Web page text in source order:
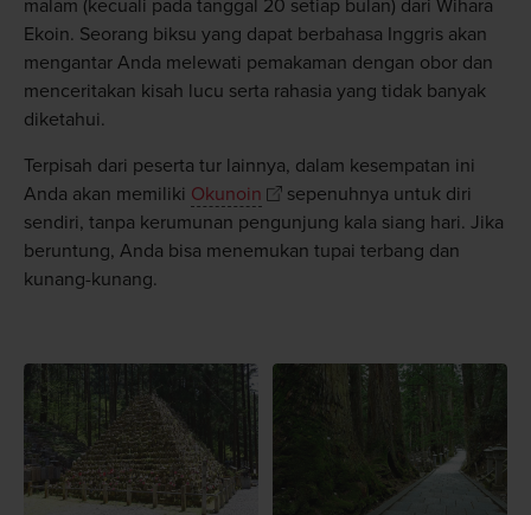
malam (kecuali pada tanggal 20 setiap bulan) dari Wihara
Ekoin. Seorang biksu yang dapat berbahasa Inggris akan
mengantar Anda melewati pemakaman dengan obor dan
menceritakan kisah lucu serta rahasia yang tidak banyak
diketahui.
Terpisah dari peserta tur lainnya, dalam kesempatan ini
Anda akan memiliki Okunoin
sepenuhnya untuk diri
sendiri, tanpa kerumunan pengunjung kala siang hari. Jika
beruntung, Anda bisa menemukan tupai terbang dan
kunang-kunang.